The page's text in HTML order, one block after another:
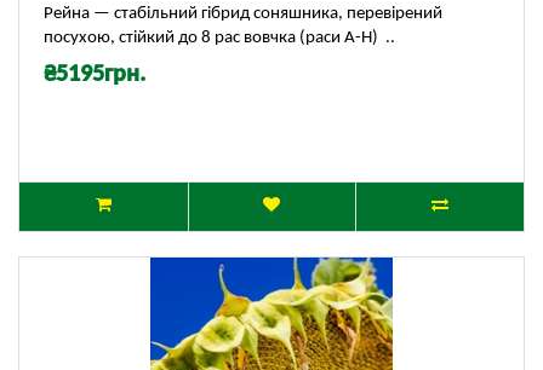
Рейна — стабільний гібрид соняшника, перевірений
посухою, стійкий до 8 рас вовчка (раси А-Н) ..
₴5195грн.